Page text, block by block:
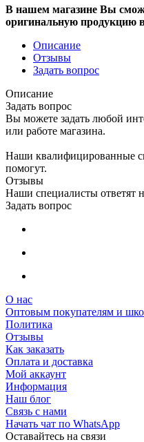
В нашем магазине Вы
оригинальную продукцию
Описание
Отзывы
Задать вопрос
Описание
Задать вопрос
Вы можете задать любой
или работе магазина.
Наши квалифицированные
помогут.
Отзывы
Наши специалисты ответят
Задать вопрос
О нас
Оптовым покупателям и
Политика
Отзывы
Как заказать
Оплата и доставка
Мой аккаунт
Информация
Наш блог
Связь с нами
Начать чат по WhatsApp
Оставайтесь на связи